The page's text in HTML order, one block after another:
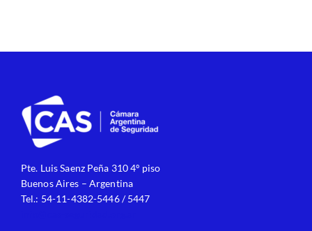
Pte. Luis Saenz Peña 310 4º piso
Buenos Aires – Argentina
Tel.: 54-11-4382-5446 / 5447